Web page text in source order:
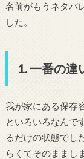
名前がもうネタバ
した。
1. 一番の違
我が家にある保存
といろいろなんで
るだけの状態でし
らくてそのままし